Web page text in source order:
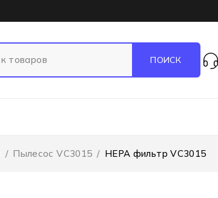
/ Пылесос VC3015 / HEPA фильтр VC3015